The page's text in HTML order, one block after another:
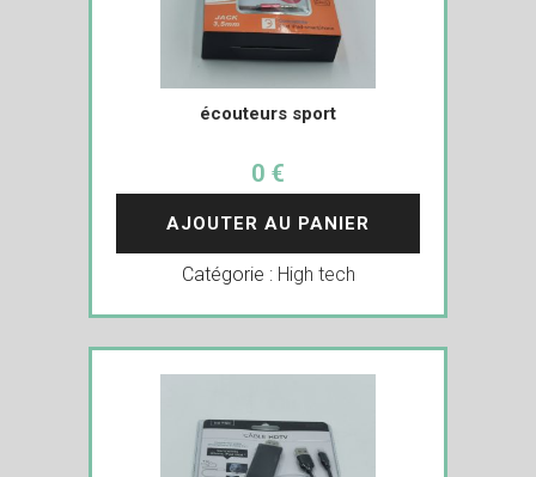
écouteurs sport
0 €
AJOUTER AU PANIER
Catégorie : High tech